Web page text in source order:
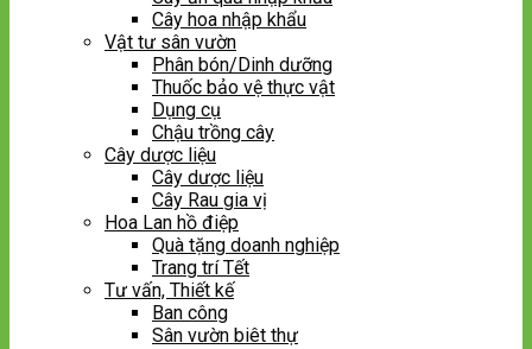
Cây hoa nhập khẩu
Vật tư sân vườn
Phân bón/Dinh dưỡng
Thuốc bảo vệ thực vật
Dụng cụ
Chậu trồng cây
Cây dược liệu
Cây dược liệu
Cây Rau gia vị
Hoa Lan hồ điệp
Quà tặng doanh nghiệp
Trang trí Tết
Tư vấn, Thiết kế
Ban công
Sân vườn biêt thự